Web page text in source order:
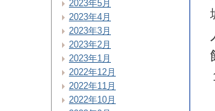
2023年5月
2023年4月
2023年3月
2023年2月
2023年1月
2022年12月
2022年11月
2022年10月